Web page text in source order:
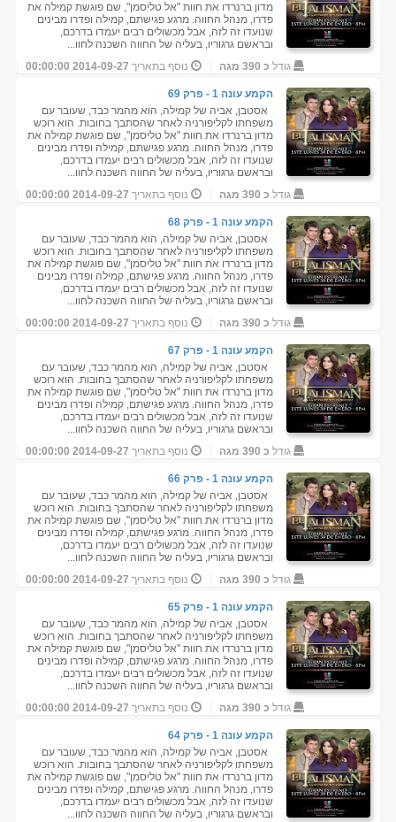
מדון ברנרדו את חוות "אל טליסמן", שם פוגשת קמילה את
פדרו, מנהל החווה. מרגע פגישתם, קמילה ופדרו מבינים
שנועדו זה לזה, אבל מכשולים רבים יעמדו בדרכם,
ובראשם גרגוריו, בעליה של החווה השכנה לחוו...
גודל כ 390 מגה נוסף בתאריך 2014-09-27 00:00:00
הקמע עונה 1 - פרק 69
אסטבן, אביה של קמילה, הוא מהמר כבד, שעובר עם
משפחתו לקליפורניה לאחר שהסתבך בחובות. הוא רוכש
מדון ברנרדו את חוות "אל טליסמן", שם פוגשת קמילה את
פדרו, מנהל החווה. מרגע פגישתם, קמילה ופדרו מבינים
שנועדו זה לזה, אבל מכשולים רבים יעמדו בדרכם,
ובראשם גרגוריו, בעליה של החווה השכנה לחוו...
גודל כ 390 מגה נוסף בתאריך 2014-09-27 00:00:00
הקמע עונה 1 - פרק 68
אסטבן, אביה של קמילה, הוא מהמר כבד, שעובר עם
משפחתו לקליפורניה לאחר שהסתבך בחובות. הוא רוכש
מדון ברנרדו את חוות "אל טליסמן", שם פוגשת קמילה את
פדרו, מנהל החווה. מרגע פגישתם, קמילה ופדרו מבינים
שנועדו זה לזה, אבל מכשולים רבים יעמדו בדרכם,
ובראשם גרגוריו, בעליה של החווה השכנה לחוו...
גודל כ 390 מגה נוסף בתאריך 2014-09-27 00:00:00
הקמע עונה 1 - פרק 67
אסטבן, אביה של קמילה, הוא מהמר כבד, שעובר עם
משפחתו לקליפורניה לאחר שהסתבך בחובות. הוא רוכש
מדון ברנרדו את חוות "אל טליסמן", שם פוגשת קמילה את
פדרו, מנהל החווה. מרגע פגישתם, קמילה ופדרו מבינים
שנועדו זה לזה, אבל מכשולים רבים יעמדו בדרכם,
ובראשם גרגוריו, בעליה של החווה השכנה לחוו...
גודל כ 390 מגה נוסף בתאריך 2014-09-27 00:00:00
הקמע עונה 1 - פרק 66
אסטבן, אביה של קמילה, הוא מהמר כבד, שעובר עם
משפחתו לקליפורניה לאחר שהסתבך בחובות. הוא רוכש
מדון ברנרדו את חוות "אל טליסמן", שם פוגשת קמילה את
פדרו, מנהל החווה. מרגע פגישתם, קמילה ופדרו מבינים
שנועדו זה לזה, אבל מכשולים רבים יעמדו בדרכם,
ובראשם גרגוריו, בעליה של החווה השכנה לחוו...
גודל כ 390 מגה נוסף בתאריך 2014-09-27 00:00:00
הקמע עונה 1 - פרק 65
אסטבן, אביה של קמילה, הוא מהמר כבד, שעובר עם
משפחתו לקליפורניה לאחר שהסתבך בחובות. הוא רוכש
מדון ברנרדו את חוות "אל טליסמן", שם פוגשת קמילה את
פדרו, מנהל החווה. מרגע פגישתם, קמילה ופדרו מבינים
שנועדו זה לזה, אבל מכשולים רבים יעמדו בדרכם,
ובראשם גרגוריו, בעליה של החווה השכנה לחוו...
גודל כ 390 מגה נוסף בתאריך 2014-09-27 00:00:00
הקמע עונה 1 - פרק 64
אסטבן, אביה של קמילה, הוא מהמר כבד, שעובר עם
משפחתו לקליפורניה לאחר שהסתבך בחובות. הוא רוכש
מדון ברנרדו את חוות "אל טליסמן", שם פוגשת קמילה את
פדרו, מנהל החווה. מרגע פגישתם, קמילה ופדרו מבינים
שנועדו זה לזה, אבל מכשולים רבים יעמדו בדרכם,
ובראשם גרגוריו, בעליה של החווה השכנה לחוו...